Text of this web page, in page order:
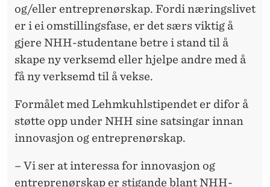
og/eller entreprenørskap. Fordi næringslivet
er i ei omstillingsfase, er det særs viktig å
gjere NHH-studentane betre i stand til å
skape ny verksemd eller hjelpe andre med å
få ny verksemd til å vekse.
Formålet med Lehmkuhlstipendet er difor å
støtte opp under NHH sine satsingar innan
innovasjon og entreprenørskap.
– Vi ser at interessa for innovasjon og
entreprenørskap er stigande blant NHH-